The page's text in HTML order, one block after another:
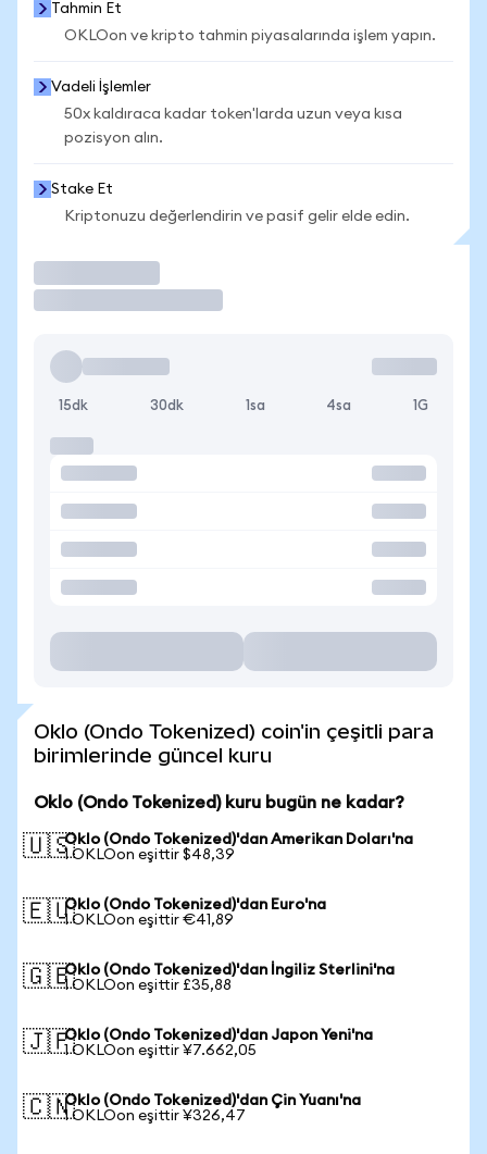
Tahmin Et
OKLOon ve kripto tahmin piyasalarında işlem yapın.
Vadeli İşlemler
50x kaldıraca kadar token'larda uzun veya kısa
pozisyon alın.
Stake Et
Kriptonuzu değerlendirin ve pasif gelir elde edin.
15dk 30dk 1sa 4sa 1G
Oklo (Ondo Tokenized) coin'in çeşitli para
birimlerinde güncel kuru
Oklo (Ondo Tokenized) kuru bugün ne kadar?
🇺🇸Oklo (Ondo Tokenized)'dan Amerikan Doları'na
1 OKLOon eşittir $48,39
🇪🇺Oklo (Ondo Tokenized)'dan Euro'na
1 OKLOon eşittir €41,89
🇬🇧Oklo (Ondo Tokenized)'dan İngiliz Sterlini'na
1 OKLOon eşittir £35,88
🇯🇵Oklo (Ondo Tokenized)'dan Japon Yeni'na
1 OKLOon eşittir ¥7.662,05
🇨🇳Oklo (Ondo Tokenized)'dan Çin Yuanı'na
1 OKLOon eşittir ¥326,47